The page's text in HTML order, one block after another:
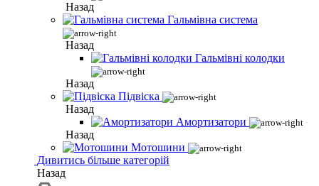
Назад
Гальмівна система
Назад
Гальмівні колодки
Назад
Підвіска
Назад
Амортизатори
Назад
Мотошини
Дивитись більше категорій
Назад